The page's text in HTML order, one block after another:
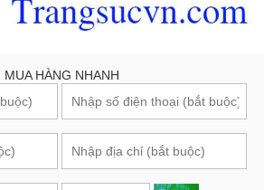
MUA HÀNG NHANH